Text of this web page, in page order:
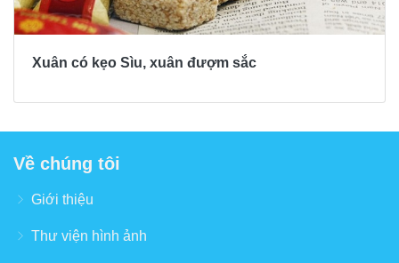
Xuân có kẹo Sìu, xuân đượm sắc
Về chúng tôi
Giới thiệu
Thư viện hình ảnh